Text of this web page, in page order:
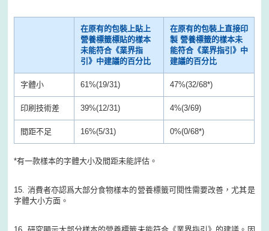
在原有的包裝上貼上
營養標籤標貼的樣本
未能符合《業界指
引》中建議的百分比
在原有的包裝上直接印
製 營養標籤的樣本未
能符合《業界指引》中
建議的百分比
字體小 61%(19/31) 47%(32/68*)
印刷技術差 39%(12/31) 4%(3/69)
間距不足 16%(5/31) 0%(0/68*)
*有一款樣本的字體大小及間距未能評估。
15. 消費者亦認爲大部分食物樣本的營養標籤可閱性需要改善，尤其是
字體大小方面。